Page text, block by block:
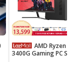
3400G Gaming PC